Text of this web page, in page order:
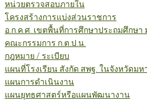
หน่วยตรวจสอบภายใน
โครงสร้างการแบ่งส่วนราชการ
อ.ก.ค.ศ. เขตพื้นที่การศึกษาประถมศึกษา
คณะกรรมการ ก.ต.ป.น.
กฎหมาย / ระเบียบ
แผนที่โรงเรียน สังกัด สพฐ. ในจังหวัดมห
แผนการดำเนินงาน
แผนยุทธศาสตร์หรือแผนพัฒนางาน